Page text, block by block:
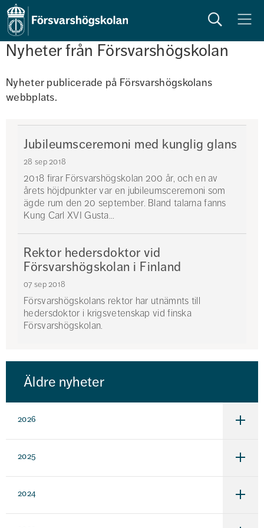
Sök Meny
Nyheter från Försvarshögskolan
Nyheter publicerade på Försvarshögskolans
webbplats.
Jubileumsceremoni med kunglig glans
28 sep 2018
2018 firar Försvarshögskolan 200 år, och en av
årets höjdpunkter var en jubileumsceremoni som
ägde rum den 20 september. Bland talarna fanns
Kung Carl XVI Gusta...
Rektor hedersdoktor vid
Försvarshögskolan i Finland
07 sep 2018
Försvarshögskolans rektor har utnämnts till
hedersdoktor i krigsvetenskap vid finska
Försvarshögskolan.
och
Niinistö
Äldre nyheter
2026
2025
2024